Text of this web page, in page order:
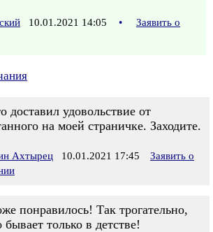
10.01.2021 14:05 •
Заявить о
доставил удовольствие от
на моей страничке. Заходите.
Ахтырец 10.01.2021 17:45
Заявить о
понравилось! Так трогательно,
бывает только в детстве!